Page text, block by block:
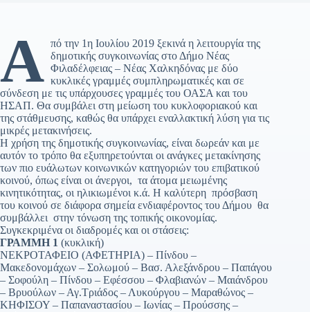
Α πό την 1η Ιουλίου 2019 ξεκινά η λειτουργία της
δημοτικής συγκοινωνίας στο Δήμο Νέας
Φιλαδέλφειας – Νέας Χαλκηδόνας με δύο
κυκλικές γραμμές συμπληρωματικές και σε
σύνδεση με τις υπάρχουσες γραμμές του ΟΑΣΑ και του
ΗΣΑΠ. Θα συμβάλει στη μείωση του κυκλοφοριακού και
της στάθμευσης, καθώς θα υπάρχει εναλλακτική λύση για τις
μικρές μετακινήσεις.
Η χρήση της δημοτικής συγκοινωνίας, είναι δωρεάν και με
αυτόν το τρόπο θα εξυπηρετούνται οι ανάγκες μετακίνησης
των πιο ευάλωτων κοινωνικών κατηγοριών του επιβατικού
κοινού, όπως είναι οι άνεργοι, τα άτομα μειωμένης
κινητικότητας, οι ηλικιωμένοι κ.ά. Η καλύτερη πρόσβαση
του κοινού σε διάφορα σημεία ενδιαφέροντος του Δήμου θα
συμβάλλει στην τόνωση της τοπικής οικονομίας.
Συγκεκριμένα οι διαδρομές και οι στάσεις:
ΓΡΑΜΜΗ 1 (κυκλική)
ΝΕΚΡΟΤΑΦΕΙΟ (ΑΦΕΤΗΡΙΑ) – Πίνδου –
Μακεδονομάχων – Σολωμού – Βασ. Αλεξάνδρου – Παπάγου
– Σοφούλη – Πίνδου – Εφέσσου – Φλαβιανών – Μαιάνδρου
– Βρυούλων – Αγ.Τριάδος – Λυκούργου – Μαραθώνος –
ΚΗΦΙΣΟΥ – Παπαναστασίου – Ιωνίας – Προύσσης –